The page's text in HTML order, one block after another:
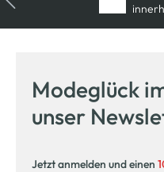
Modeglück
unser
Jetzt anmelden und einen